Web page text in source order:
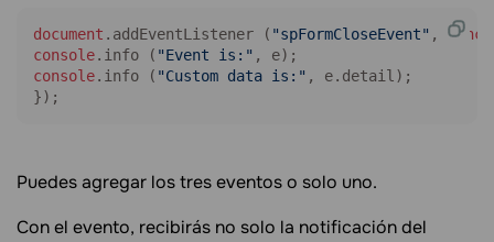
document . addEventListener ( "spFormCloseEvent" ,
console. info ( "Event is:"
console. info ( "Custom data is:" , e. detail );
});
Puedes agregar los tres eventos o solo uno.
Con el evento, recibirás no solo la notificación del